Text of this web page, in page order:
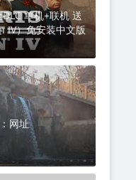
单机+联机 送
IV）免安装中文版
网址